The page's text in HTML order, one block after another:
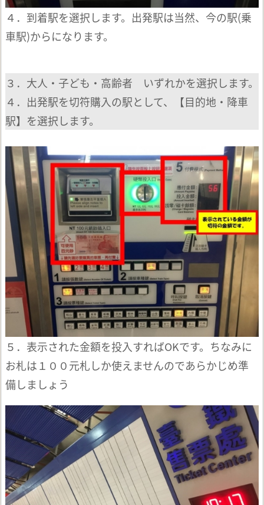
４．到着駅を選択します。出発駅は当然、今の駅(乗
車駅)からになります。
３．大人・子ども・高齢者 いずれかを選択します。
４．出発駅を切符購入の駅として、【目的地・降車
駅】を選択します。
５．表示された金額を投入すればOKです。ちなみに
お札は１００元札しか使えませんのであらかじめ準
備しましょう